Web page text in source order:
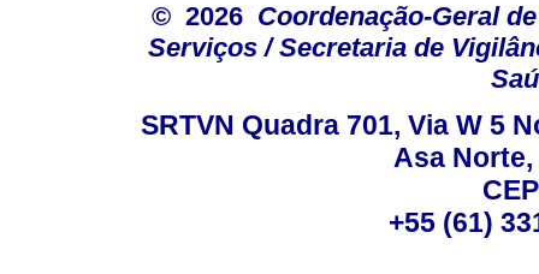
© 2026 Coordenação-Geral
Serviços / Secretaria de
SRTVN Quadra 701, Via W 5
Asa
+55 (61)